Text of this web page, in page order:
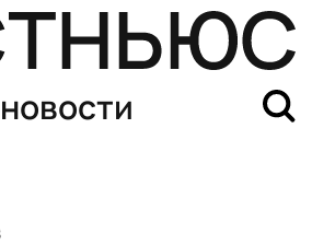
новости
флагом Палау атакован